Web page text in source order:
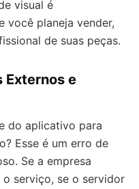
visual é
você planeja vender,
de suas peças.
Externos e
do aplicativo para
Esse é um erro de
Se a empresa
serviço, se o servidor